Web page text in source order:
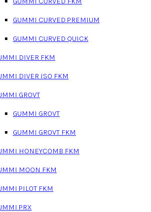
GUMMI CURVED PREMIUM
GUMMI CURVED QUICK
DIVER FKM
DIVER ISO FKM
GROVT
GUMMI GROVT
GUMMI GROVT FKM
HONEYCOMB FKM
MOON FKM
PILOT FKM
PRX